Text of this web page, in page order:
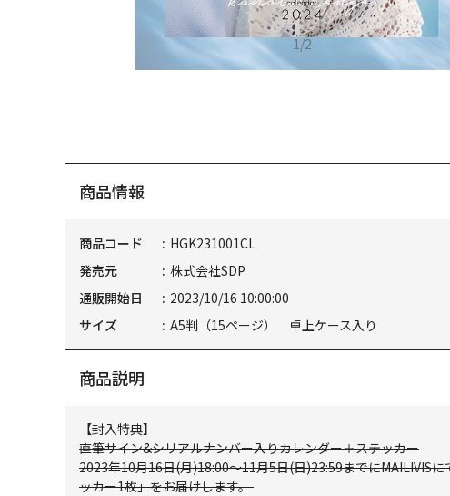
1/2
商品情報
商品コード
HGK231001CL
発売元
株式会社SDP
通販開始日
2023/10/16 10:00:00
サイズ
A5判（15ページ） 卓上ケース入り
商品説明
【封入特典】
直筆サイン&シリアルナンバー入りカレンダー＋ステッカー
2023年10月16日(月)18:00～11月5日(日)23:59までにMAILIVIS
ッカー1枚」をお届けします。